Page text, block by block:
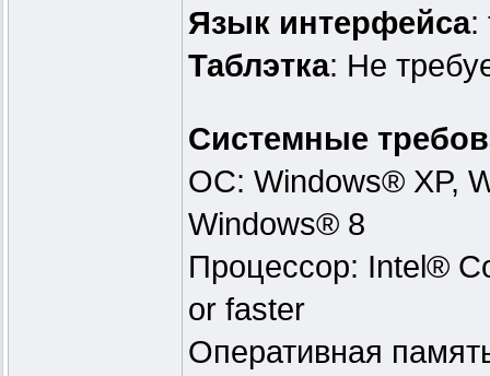
Язык интерфейса:
Таблэтка: Не
Системные
ОС: Windows® XP,
Windows® 8
Процессор: Intel®
or faster
Оперативная